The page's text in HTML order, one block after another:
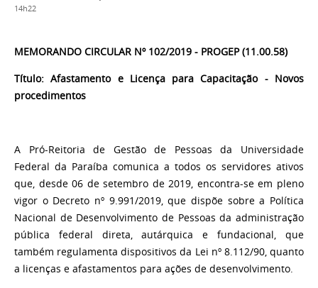
14h22
MEMORANDO CIRCULAR Nº 102/2019 - PROGEP (11.00.58)
Título: Afastamento e Licença para Capacitação - Novos
procedimentos
A Pró-Reitoria de Gestão de Pessoas da Universidade
Federal da Paraíba comunica a todos os servidores ativos
que, desde 06 de setembro de 2019, encontra-se em pleno
vigor o Decreto nº 9.991/2019, que dispõe sobre a Política
Nacional de Desenvolvimento de Pessoas da administração
pública federal direta, autárquica e fundacional, que
também regulamenta dispositivos da Lei nº 8.112/90, quanto
a licenças e afastamentos para ações de desenvolvimento.